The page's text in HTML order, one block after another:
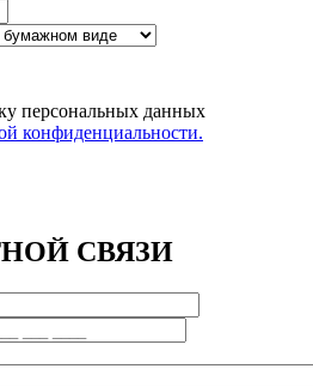
персональных данных
конфиденциальности.
СВЯЗИ